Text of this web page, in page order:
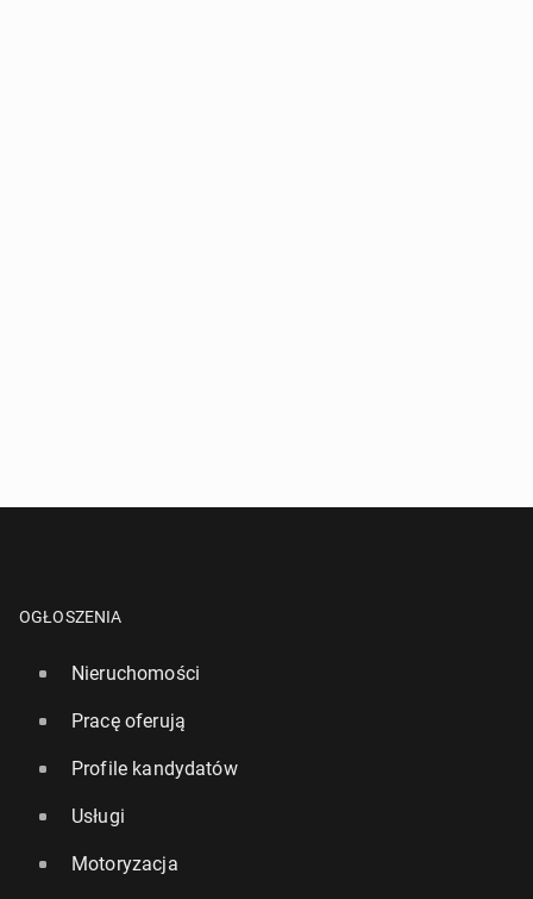
OGŁOSZENIA
Nieruchomości
Pracę oferują
Profile kandydatów
Usługi
Motoryzacja